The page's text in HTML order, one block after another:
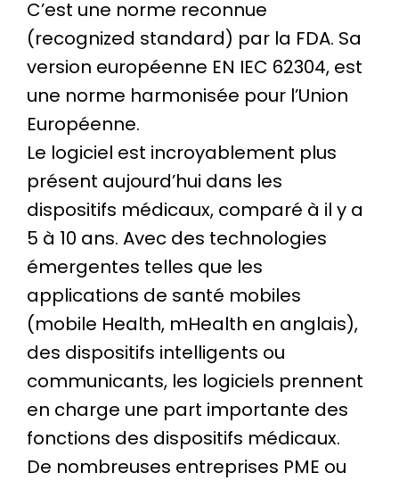
C’est une norme reconnue
(recognized standard) par la FDA. Sa
version européenne EN IEC 62304, est
une norme harmonisée pour l’Union
Européenne.
Le logiciel est incroyablement plus
présent aujourd’hui dans les
dispositifs médicaux, comparé à il y a
5 à 10 ans. Avec des technologies
émergentes telles que les
applications de santé mobiles
(mobile Health, mHealth en anglais),
des dispositifs intelligents ou
communicants, les logiciels prennent
en charge une part importante des
fonctions des dispositifs médicaux.
De nombreuses entreprises PME ou